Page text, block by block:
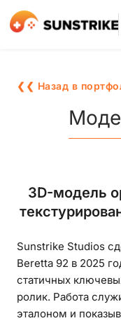
3D АРТ ДЛЯ ИГР
2D АРТ ДЛЯ ИГР
3D ПЕРСОНАЖИ
2D ПЕРСОНАЖИ
ИГРОВАЯ
ФОНЫ И
ИГРОВОЙ АРТ С
ПОРТФОЛИО
КАРЬЕРА
❮❮ Назад в
3D-модель
Sunstrike Studios
Beretta 92 в 2025
статичных
ролик. Работа
эталоном и